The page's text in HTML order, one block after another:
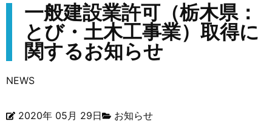
一般建設業許可（栃木県：
とび・土木工事業）取得に
関するお知らせ
NEWS
2020年 05月 29日 お知らせ